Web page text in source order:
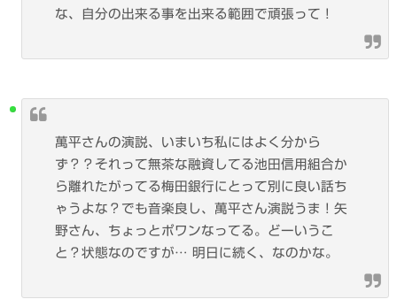
な、自分の出来る事を出来る範囲で頑張って！
萬平さんの演説、いまいち私にはよく分から
ず？？それって無茶な融資してる池田信用組合か
ら離れたがってる梅田銀行にとって別に良い話ち
ゃうよな？でも音楽良し、萬平さん演説うま！矢
野さん、ちょっとポワンなってる。どーいうこ
と？状態なのですが… 明日に続く、なのかな。